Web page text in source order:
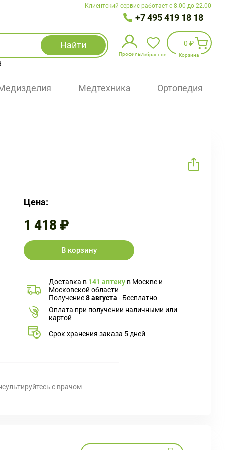
Клиентский сервис работает с 8.00 до 22.00
+7 495 419 18 18
Найти
Профиль
Избранное
Войти
Избранное
0 ₽
Корзина
Медтехника Ортопедия
Цена:
1 418 ₽
В корзину
Доставка в 141 аптеку в Москве и
Московской области
Получение8 августа - Бесплатно
Оплата при получении наличными или
картой
Срок хранения заказа 5 дней
с врачом